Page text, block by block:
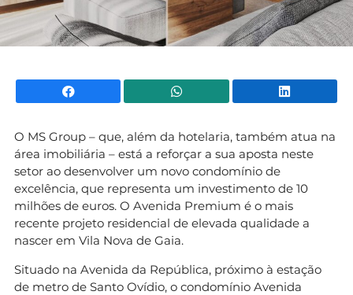
Facebook WhatsApp
O MS Group – que, além da hotelaria, também atua na
área imobiliária – está a reforçar a sua aposta neste
setor ao desenvolver um novo condomínio de
excelência, que representa um investimento de 10
milhões de euros. O Avenida Premium é o mais
recente projeto residencial de elevada qualidade a
nascer em Vila Nova de Gaia.
Situado na Avenida da República, próximo à estação
de metro de Santo Ovídio, o condomínio Avenida